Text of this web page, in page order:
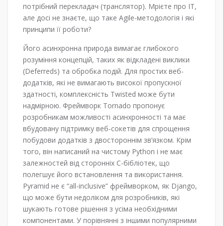
потрібний перекладач (транслятор). Мрієте про ІТ,
але досі не знаєте, що таке Agile-методологія і які
принципи її роботи?
Його асинхронна природа вимагає глибокого
розуміння концепцій, таких як відкладені виклики
(Deferreds) та обробка подій. Для простих веб-
додатків, які не вимагають високої пропускної
здатності, комплексність Twisted може бути
надмірною. Фреймворк Tornado пропонує
розробникам можливості асинхронності та має
вбудовану підтримку веб-сокетів для спрощення
побудови додатків з двостороннім зв’язком. Крім
того, він написаний на чистому Python і не має
залежностей від сторонніх C-бібліотек, що
полегшує його встановлення та використання.
Pyramid не є “all-inclusive” фреймворком, як Django,
що може бути недоліком для розробників, які
шукають готове рішення з усіма необхідними
компонентами. У порівнянні з іншими популярними